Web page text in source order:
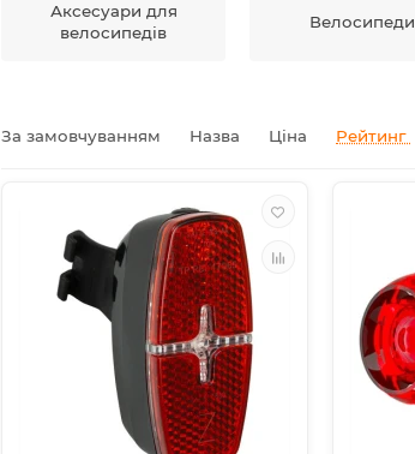
Аксесуари для
велосипедів
Велосипеди
За замовчуванням Назва Ціна Рейтинг